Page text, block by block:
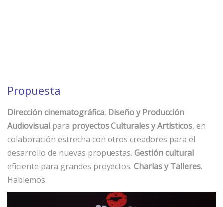
Propuesta
Dirección cinematográfica, Diseño y Producción
Audiovisual para proyectos Culturales y Artísticos, en
colaboración estrecha con otros creadores para el
desarrollo de nuevas propuestas. Gestión cultural
eficiente para grandes proyectos. Charlas y Talleres.
Hablemos.